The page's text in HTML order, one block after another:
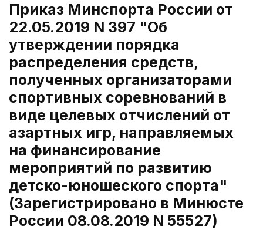
Приказ Минспорта России от
22.05.2019 N 397 "Об
утверждении порядка
распределения средств,
полученных организаторами
спортивных соревнований в
виде целевых отчислений от
азартных игр, направляемых
на финансирование
мероприятий по развитию
детско-юношеского спорта"
(Зарегистрировано в Минюсте
России 08.08.2019 N 55527)